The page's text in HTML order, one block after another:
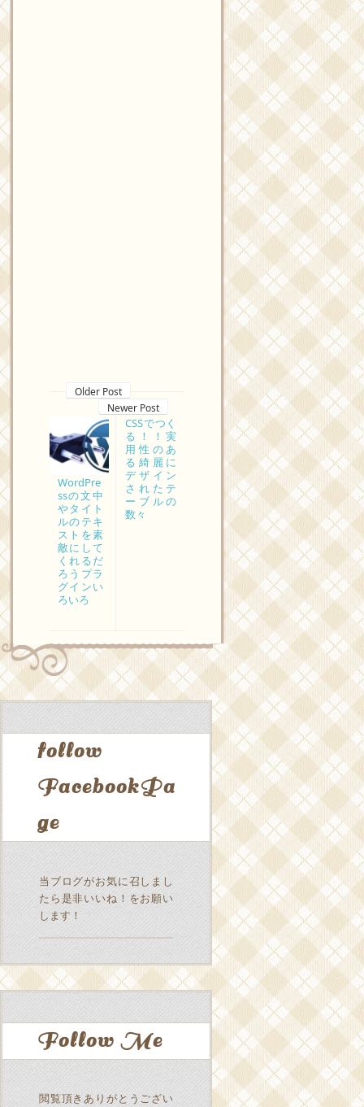
Older Post
Newer Post
CSSでつく
る！！実
用性のあ
る綺麗に
デザイン
されたテ
ーブルの
数々
WordPre
ssの文中
やタイト
ルのテキ
ストを素
敵にして
くれるだ
ろうプラ
グインい
ろいろ
follow
FacebookPa
ge
当ブログがお気に召しまし
たら是非いいね！をお願い
します！
Follow Me
閲覧頂きありがとうござい